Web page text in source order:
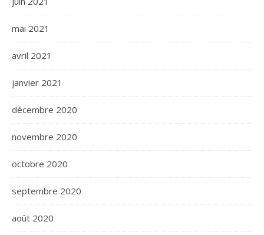
mai 2021
avril 2021
janvier 2021
décembre 2020
novembre 2020
octobre 2020
septembre 2020
août 2020